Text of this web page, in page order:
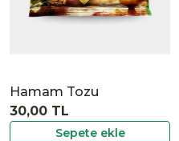
Hamam Tozu
Sepete ekle
30,00 TL